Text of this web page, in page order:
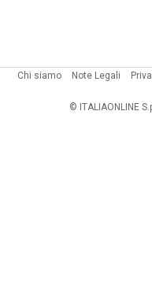
Chi siamo Note Legali
© ITALIAONLINE